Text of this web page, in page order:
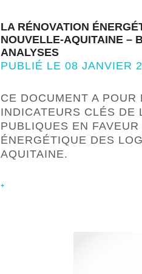
LA RÉNOVATION
NOUVELLE-AQUITAINE –
ANALYSES
PUBLIÉ LE 08 JANVIER
CE DOCUMENT A
INDICATEURS CLÉS DE
PUBLIQUES EN
ÉNERGÉTIQUE DES
AQUITAINE.
+